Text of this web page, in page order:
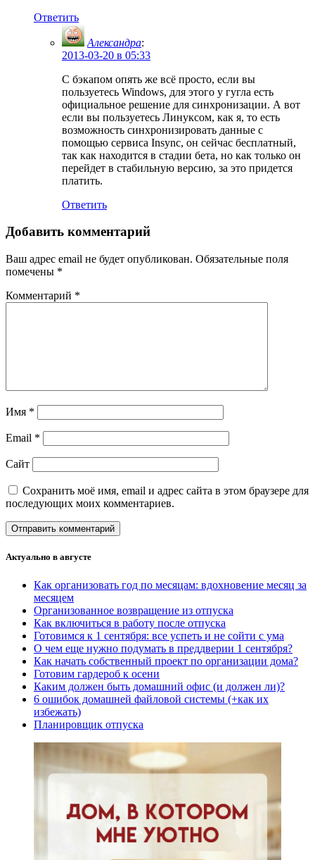
Ответить
Александра:
2013-03-20 в 05:33
С бэкапом опять же всё просто, если вы
пользуетесь Windows, для этого у гугла есть
официальное решение для синхронизации. А вот
если вы пользуетесь Линуксом, как я, то есть
возможность синхронизировать данные с
помощью сервиса Insync, он сейчас бесплатный,
так как находится в стадии бета, но как только он
перейдет в стабильную версию, за это придется
платить.
Ответить
Добавить комментарий
Ваш адрес email не будет опубликован. Обязательные поля
помечены *
Комментарий *
Имя *
Email *
Сайт
Сохранить моё имя, email и адрес сайта в этом браузере для
последующих моих комментариев.
Актуально в августе
Как организовать год по месяцам: вдохновение месяц за
месяцем
Организованное возвращение из отпуска
Как включиться в работу после отпуска
Готовимся к 1 сентября: все успеть и не сойти с ума
О чем еще нужно подумать в преддверии 1 сентября?
Как начать собственный проект по организации дома?
Готовим гардероб к осени
Каким должен быть домашний офис (и должен ли)?
6 ошибок домашней файловой системы (+как их
избежать)
Планировщик отпуска